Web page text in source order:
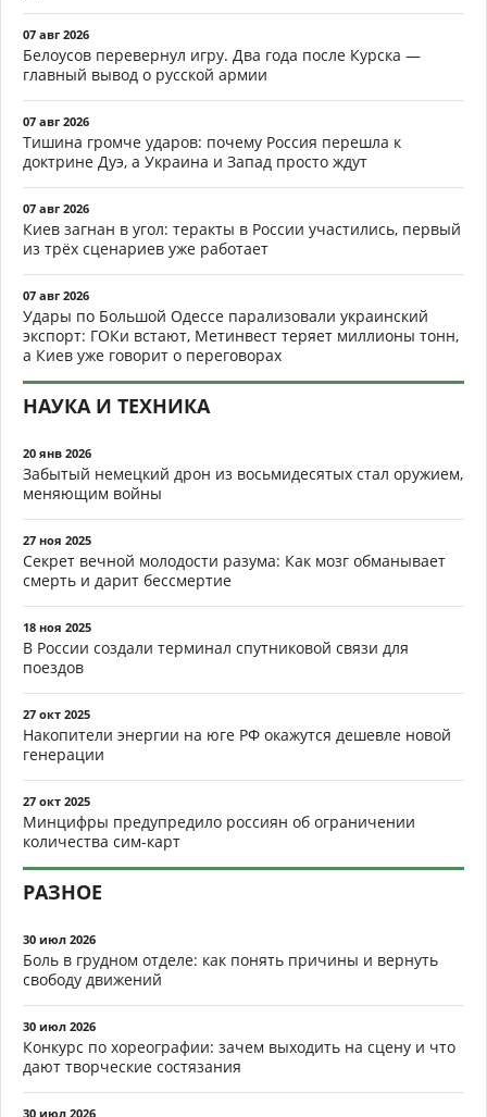
07 авг 2026
Белоусов перевернул игру. Два года после Курска —
главный вывод о русской армии
07 авг 2026
Тишина громче ударов: почему Россия перешла к
доктрине Дуэ, а Украина и Запад просто ждут
07 авг 2026
Киев загнан в угол: теракты в России участились, первый
из трёх сценариев уже работает
07 авг 2026
Удары по Большой Одессе парализовали украинский
экспорт: ГОКи встают, Метинвест теряет миллионы тонн,
а Киев уже говорит о переговорах
НАУКА И ТЕХНИКА
20 янв 2026
Забытый немецкий дрон из восьмидесятых стал оружием,
меняющим войны
27 ноя 2025
Секрет вечной молодости разума: Как мозг обманывает
смерть и дарит бессмертие
18 ноя 2025
В России создали терминал спутниковой связи для
поездов
27 окт 2025
Накопители энергии на юге РФ окажутся дешевле новой
генерации
27 окт 2025
Минцифры предупредило россиян об ограничении
количества сим-карт
РАЗНОЕ
30 июл 2026
Боль в грудном отделе: как понять причины и вернуть
свободу движений
30 июл 2026
Конкурс по хореографии: зачем выходить на сцену и что
дают творческие состязания
30 июл 2026